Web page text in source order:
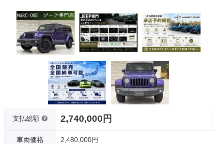
支払総額 2,740,000円
車両価格 2,480,000円